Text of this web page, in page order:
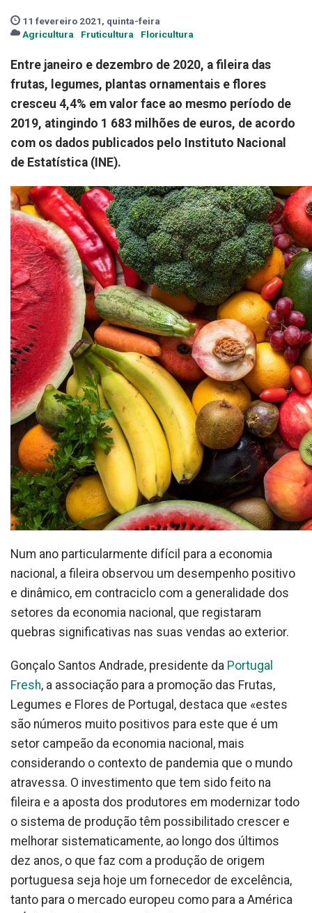
11 fevereiro 2021, quinta-feira
Agricultura
Fruticultura Floricultura
Entre janeiro e dezembro de 2020, a fileira das
frutas, legumes, plantas ornamentais e flores
cresceu 4,4% em valor face ao mesmo período de
2019, atingindo 1 683 milhões de euros, de acordo
com os dados publicados pelo Instituto Nacional
de Estatística (INE).
Num ano particularmente difícil para a economia
nacional, a fileira observou um desempenho positivo
e dinâmico, em contraciclo com a generalidade dos
setores da economia nacional, que registaram
quebras significativas nas suas vendas ao exterior.
Gonçalo Santos Andrade, presidente da Portugal
Fresh, a associação para a promoção das Frutas,
Legumes e Flores de Portugal, destaca que «estes
são números muito positivos para este que é um
setor campeão da economia nacional, mais
considerando o contexto de pandemia que o mundo
atravessa. O investimento que tem sido feito na
fileira e a aposta dos produtores em modernizar todo
o sistema de produção têm possibilitado crescer e
melhorar sistematicamente, ao longo dos últimos
dez anos, o que faz com a produção de origem
portuguesa seja hoje um fornecedor de excelência,
tanto para o mercado europeu como para a América